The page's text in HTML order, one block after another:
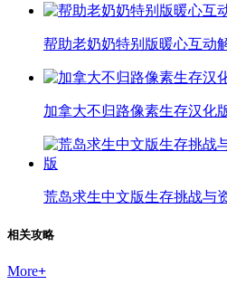
帮助老奶奶特别版暖心互动
加拿大不归路像素生存汉化
荒岛求生中文版生存挑战与
相关攻略
More+